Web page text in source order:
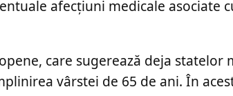
afecțiuni medicale asociate
care sugerează deja statelor
vârstei de 65 de ani. În